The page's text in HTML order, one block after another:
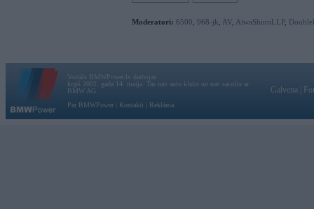
Moderatori: 6500 968-jk AV AiwaShuraLLP,
Vortāls BMWPower.lv darbojas
kopš 2002. gada 14. maija. Tas nav auto klubs un nav saistīts ar
BMW AG.
Par BMWPower
Kontakti Reklāma
Galvena